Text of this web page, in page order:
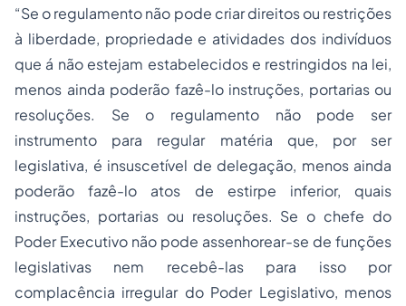
“Se o regulamento não pode criar direitos ou restrições
à liberdade, propriedade e atividades dos indivíduos
que á não estejam estabelecidos e restringidos na lei,
menos ainda poderão fazê-lo instruções, portarias ou
resoluções. Se o regulamento não pode ser
instrumento para regular matéria que, por ser
legislativa, é insuscetível de delegação, menos ainda
poderão fazê-lo atos de estirpe inferior, quais
instruções, portarias ou resoluções. Se o chefe do
Poder Executivo não pode assenhorear-se de funções
legislativas nem recebê-las para isso por
complacência irregular do Poder Legislativo, menos